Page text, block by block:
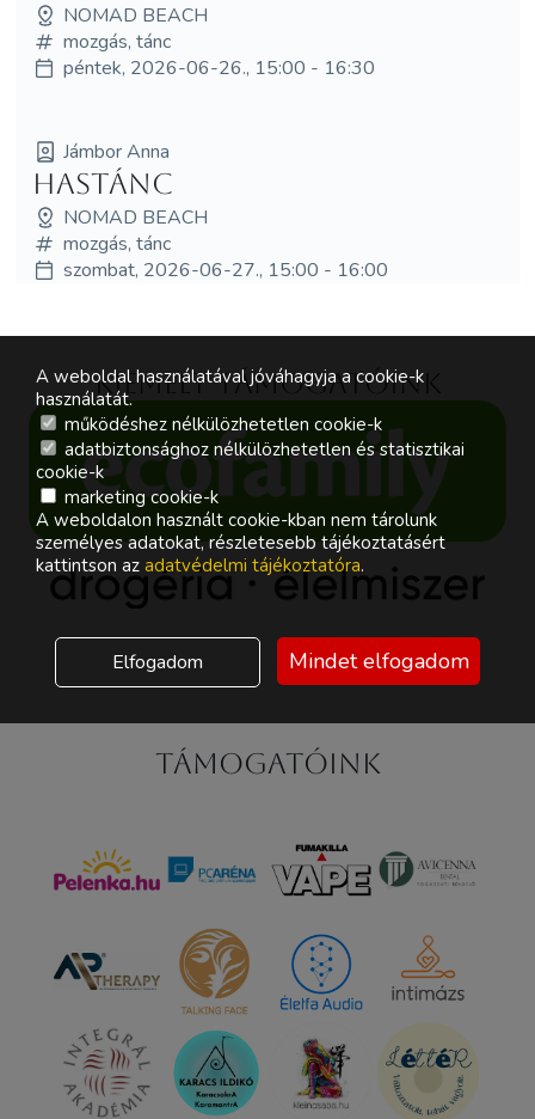
NOMAD BEACH
mozgás, tánc
péntek, 2026-06-26., 15:00 - 16:30
Jámbor Anna
Hastánc
NOMAD BEACH
mozgás, tánc
szombat, 2026-06-27., 15:00 - 16:00
Kiemelt támogatóink
Támogatóink
A weboldal használatával jóváhagyja a cookie-k
használatát.
működéshez nélkülözhetetlen cookie-k
adatbiztonsághoz nélkülözhetetlen és statisztikai
cookie-k
marketing cookie-k
A weboldalon használt cookie-kban nem tárolunk
személyes adatokat, részletesebb tájékoztatásért
kattintson az adatvédelmi tájékoztatóra.
Elfogadom Mindet elfogadom